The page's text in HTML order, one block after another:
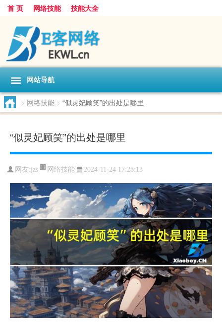
首 页 网络技能 技能大全
网站导航
> 网络技能 > “似灵妃顾笑”的出处是哪里
“似灵妃顾笑”的出处是哪里
网友:jzs 网络技能 2024-11-24 17:28:13